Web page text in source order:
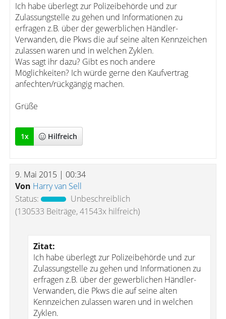
Ich habe überlegt zur Polizeibehörde und zur
Zulassungstelle zu gehen und Informationen zu
erfragen z.B. über der gewerblichen Händler-
Verwanden, die Pkws die auf seine alten Kennzeichen
zulassen waren und in welchen Zyklen.
Was sagt ihr dazu? Gibt es noch andere
Möglichkeiten? Ich würde gerne den Kaufvertrag
anfechten/rückgängig machen.
Grüße
1x Hilfreich
9. Mai 2015 | 00:34
Von Harry van Sell
Status:
Unbeschreiblich
(130533 Beiträge, 41543x hilfreich)
Zitat:
Ich habe überlegt zur Polizeibehörde und zur
Zulassungstelle zu gehen und Informationen zu
erfragen z.B. über der gewerblichen Händler-
Verwanden, die Pkws die auf seine alten
Kennzeichen zulassen waren und in welchen
Zyklen.